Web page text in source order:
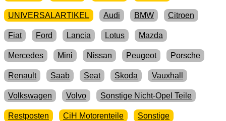
UNIVERSALARTIKEL Audi BMW Citroen
Fiat Ford Lancia Lotus Mazda
Mercedes Mini Nissan Peugeot Porsche
Renault Saab Seat Skoda Vauxhall
Volkswagen Volvo Sonstige Nicht-Opel Teile
Restposten CiH Motorenteile Sonstige